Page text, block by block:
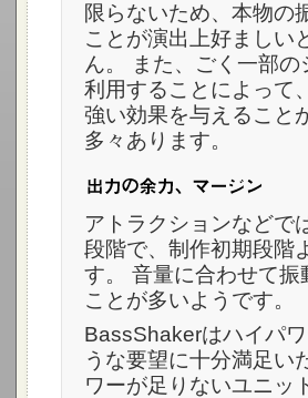
限らないため、本物の
ことが演出上好ましい
ん。 また、ごく一部の
利用することによって
強い効果を与えること
多々あります。
アトラクションなどで
段階で、制作初期段階
す。 音量に合わせて
ことが多いようです。
BassShakerはハイパ
うな要望に十分満足い
ワーが足りないユニッ